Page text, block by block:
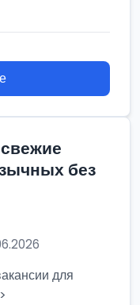
производстве:
без
для